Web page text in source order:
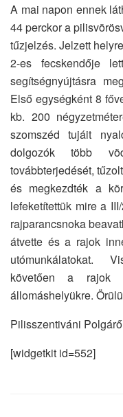
A mai napon ennek
44 perckor a
tűzjelzés. Jelzett
2-es fecskendője
segítségnyújtásra
Első egységként 8
kb. 200
szomszéd tujáit
dolgozók több
továbbterjedését,
és megkezdték a
lefeketítettük mire a
rajparancsnoka
átvette és a rajok
utómunkálatokat.
követően a rajok
állomáshelyükre.
Pilisszentiváni
[widgetkit id=552]